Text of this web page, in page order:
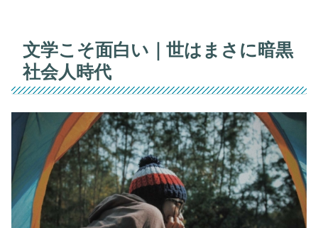
文学こそ面白い｜世はまさに暗黒
社会人時代